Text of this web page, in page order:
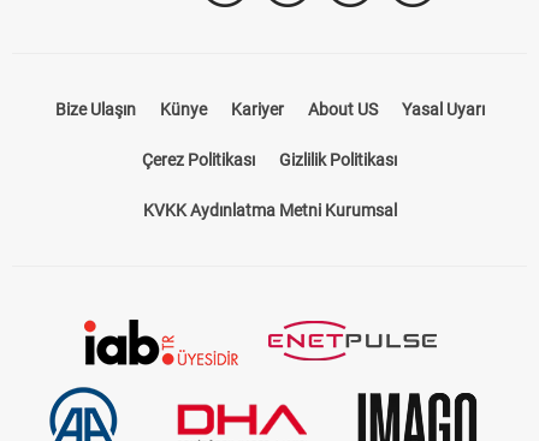
Bize Ulaşın Künye Kariyer About US Yasal Uyarı
Çerez Politikası Gizlilik Politikası
KVKK Aydınlatma Metni Kurumsal